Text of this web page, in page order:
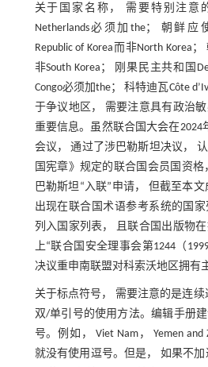
关于国家名称， 需要特别注意
Netherlands必须加the； 朝鲜应使
Republic of Korea而非North Korea；
非South Korea； 刚果民主共和国
Congo必须加the； 科特迪瓦Côte
于争议地区， 需要注意具有政治
重要信息。虽然联合国大会在2024
会议， 通过了涉巴勒斯坦决议，
国宪章》规定的联合国会员国资
巴勒斯坦“入联”申请， 但截至本
出现在联合国术语参考系统的国
列入国家列表， 且联合国出版物
上“联合国安全理事会第1244（
决议重申南联盟对科索沃地区拥有
关于标点符号， 需要注意的是连续
双/单引号的使用方法。编辑手册
号。例如， Viet Nam， Yemen and
就没有使用逗号。但是， 如果不